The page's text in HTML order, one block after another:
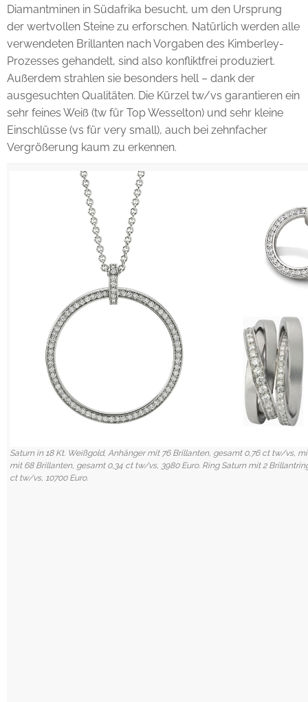
Diamantminen in Südafrika besucht, um den Ursprung
der wertvollen Steine zu erforschen. Natürlich werden alle
verwendeten Brillanten nach Vorgaben des Kimberley-
Prozesses gehandelt, sind also konfliktfrei produziert.
Außerdem strahlen sie besonders hell – dank der
ausgesuchten Qualitäten. Die Kürzel tw/vs garantieren ein
sehr feines Weiß (tw für Top Wesselton) und sehr kleine
Einschlüsse (vs für very small), auch bei zehnfacher
Vergrößerung kaum zu erkennen.
Saturn in 18 Kt. Weißgold, Anhänger mit 76 Brillanten, gesamt 0,76 ct tw/vs,
mit 68 Brillanten, gesamt 0,34 ct tw/vs, 3980 Euro. Ring Saturn mit 2
ct tw/vs, 10700 Euro.